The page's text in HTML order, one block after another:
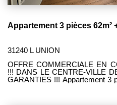
31240 L UNION
OFFRE COMMERCIALE EN
!!! DANS LE CENTRE-VILLE
GARANTIES !!! Appartement 3 pièces de 62m² au 2eme étage